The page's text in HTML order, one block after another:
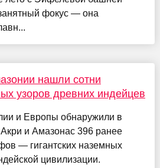
фокус — она
нашли сотни
узоров древних индейцев
и Европы обнаружили в
и Амазонас 396 ранее
— гигантских наземных
цивилизации.